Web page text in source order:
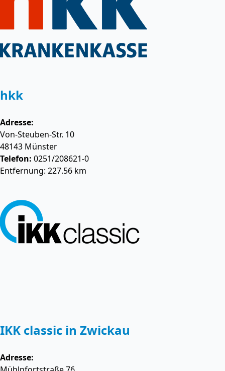
hkk
Adresse:
Von-Steuben-Str. 10
48143 Münster
Telefon: 0251/208621-0
Entfernung: 227.56 km
IKK classic in Zwickau
Adresse: